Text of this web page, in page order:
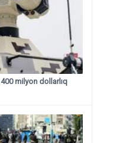
milyon dollarlıq